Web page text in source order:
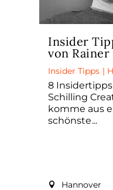
Insider
von
Insider Tipps |
8
Schilling
komme aus
schönste
Hannover